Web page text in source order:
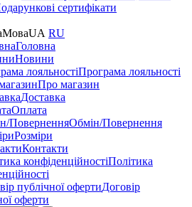
сертифікати
МоваUA RU
Головна
Новини
Програма лояльності
Про магазин
Доставка
Оплата
Обмін/Повернення
Розміри
Контакти
Політика
Договір
оферти